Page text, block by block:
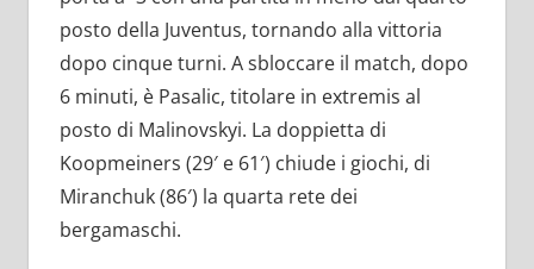
posto della Juventus, tornando alla vittoria
dopo cinque turni. A sbloccare il match, dopo
6 minuti, è Pasalic, titolare in extremis al
posto di Malinovskyi. La doppietta di
Koopmeiners (29′ e 61′) chiude i giochi, di
Miranchuk (86′) la quarta rete dei
bergamaschi.